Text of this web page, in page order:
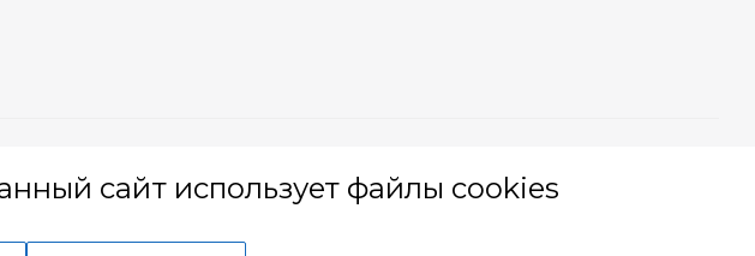
заполнив форму
сайт использует файлы cookies